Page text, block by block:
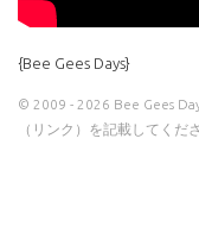
{Bee Gees Days}
© 2009 - 2026 Bee Gees
（リンク）を記載してくだ